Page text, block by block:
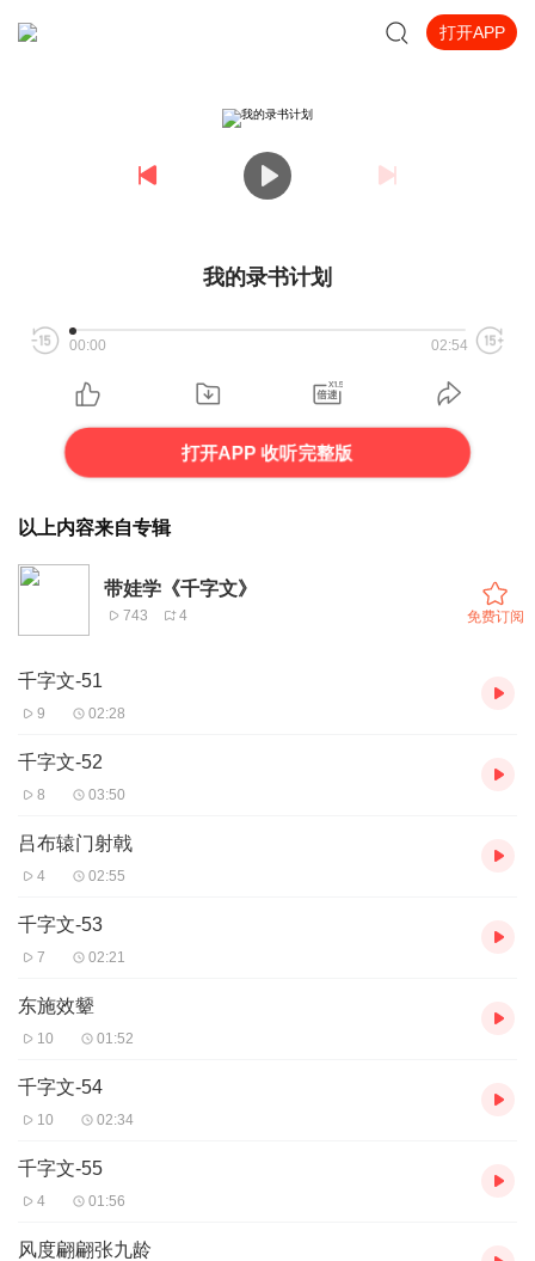
打开APP
我的录书计划
00:00 02:54
打开APP 收听完整版
以上内容来自专辑
带娃学《千字文》
743 4 免费订阅
千字文-51
9 02:28
千字文-52
8 03:50
吕布辕门射戟
4 02:55
千字文-53
7 02:21
东施效颦
10 01:52
千字文-54
10 02:34
千字文-55
4 01:56
风度翩翩张九龄